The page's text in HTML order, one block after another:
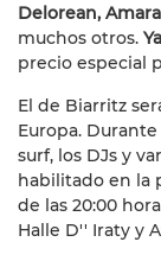
Delorean,
muchos otros.
precio especial
El de Biarritz
Europa.
surf, los DJs y
habilitado en la
de las 20:00
Halle D'' Iraty y